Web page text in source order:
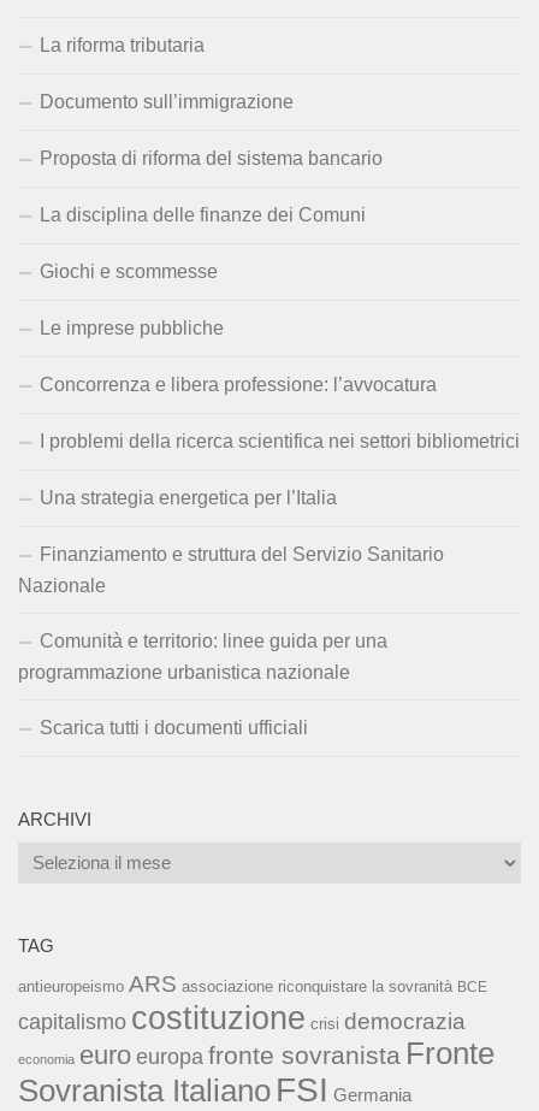
La riforma tributaria
Documento sull’immigrazione
Proposta di riforma del sistema bancario
La disciplina delle finanze dei Comuni
Giochi e scommesse
Le imprese pubbliche
Concorrenza e libera professione: l’avvocatura
I problemi della ricerca scientifica nei settori bibliometrici
Una strategia energetica per l’Italia
Finanziamento e struttura del Servizio Sanitario
Nazionale
Comunità e territorio: linee guida per una
programmazione urbanistica nazionale
Scarica tutti i documenti ufficiali
ARCHIVI
Archivi
TAG
antieuropeismo ARS associazione riconquistare la sovranità BCE
capitalismo costituzione crisi democrazia
economia euro europa fronte sovranista Fronte
Sovranista Italiano FSI Germania